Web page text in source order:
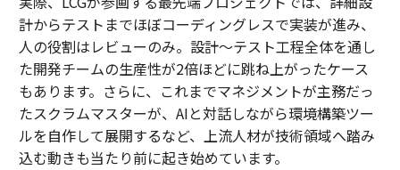
計からテストまでほぼコーディングレスで実装が進み、
人の役割はレビューのみ。設計～テスト工程全体を通し
た開発チームの生産性が2倍ほどに跳ね上がったケース
もあります。さらに、これまでマネジメントが主務だっ
たスクラムマスターが、AIと対話しながら環境構築ツー
ルを自作して展開するなど、上流人材が技術領域へ踏み
込む動きも当たり前に起き始めています。